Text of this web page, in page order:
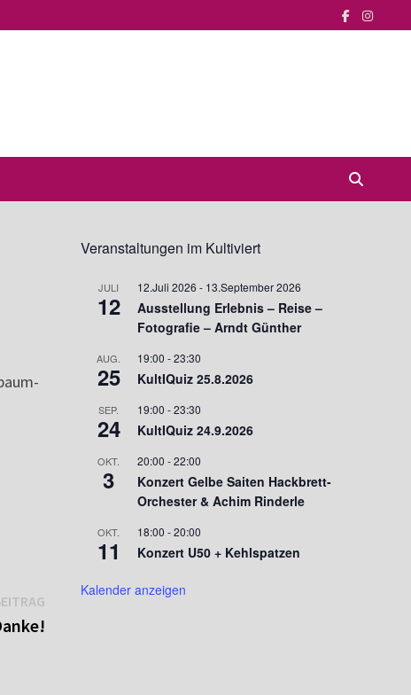
Nächster
Beitrag:
Veranstaltungen im Kultiviert
JULI
12
12.Juli 2026 - 13.September 2026
Ausstellung Erlebnis – Reise –
Fotografie – Arndt Günther
AUG.
25
19:00 -23:30
KultIQuiz 25.8.2026
SEP.
24
19:00 -23:30
KultIQuiz 24.9.2026
OKT.
3
20:00 -22:00
Konzert Gelbe Saiten Hackbrett-
Orchester & Achim Rinderle
OKT.
11
18:00 -20:00
Konzert U50 + Kehlspatzen
Kalender anzeigen